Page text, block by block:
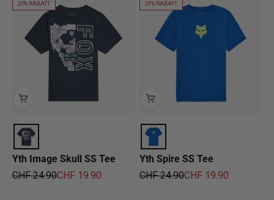
20% RABATT
Yth Image Skull SS Tee
Regulärer Preis
CHF 24.90Angebot
CHF 19.90
20% RABATT
Yth Spire SS Tee
Regulärer Preis
CHF 24.90Angebot
CHF 19.90